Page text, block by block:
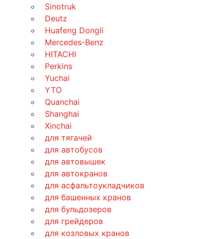
Sinotruk
Deutz
Huafeng Dongli
Mercedes-Benz
HITACHI
Perkins
Yuchai
YTO
Quanchai
Shanghai
Xinchai
для тягачей
для автобусов
для автовышек
для автокранов
для асфальтоукладчиков
для башенных кранов
для бульдозеров
для грейдеров
для козловых кранов